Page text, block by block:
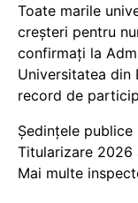
Toate marile
creșteri pentru
confirmați la
Universitatea din
record de
Ședințele
Titularizare 2026
Mai multe